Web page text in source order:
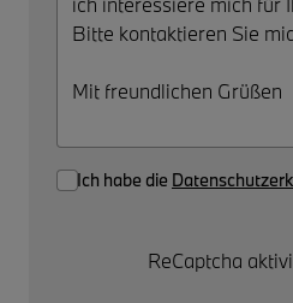
Ich habe die
ReCaptcha